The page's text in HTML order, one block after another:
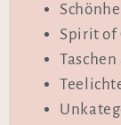
Spirit of